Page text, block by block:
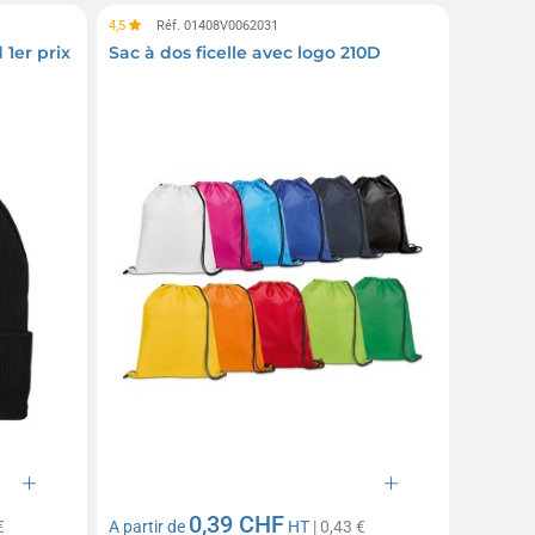
prix
4,5 Réf. 01408V0062031
Sac à dos ficelle avec logo 210D
A partir de 0,39 CHF HT | 0,43 €